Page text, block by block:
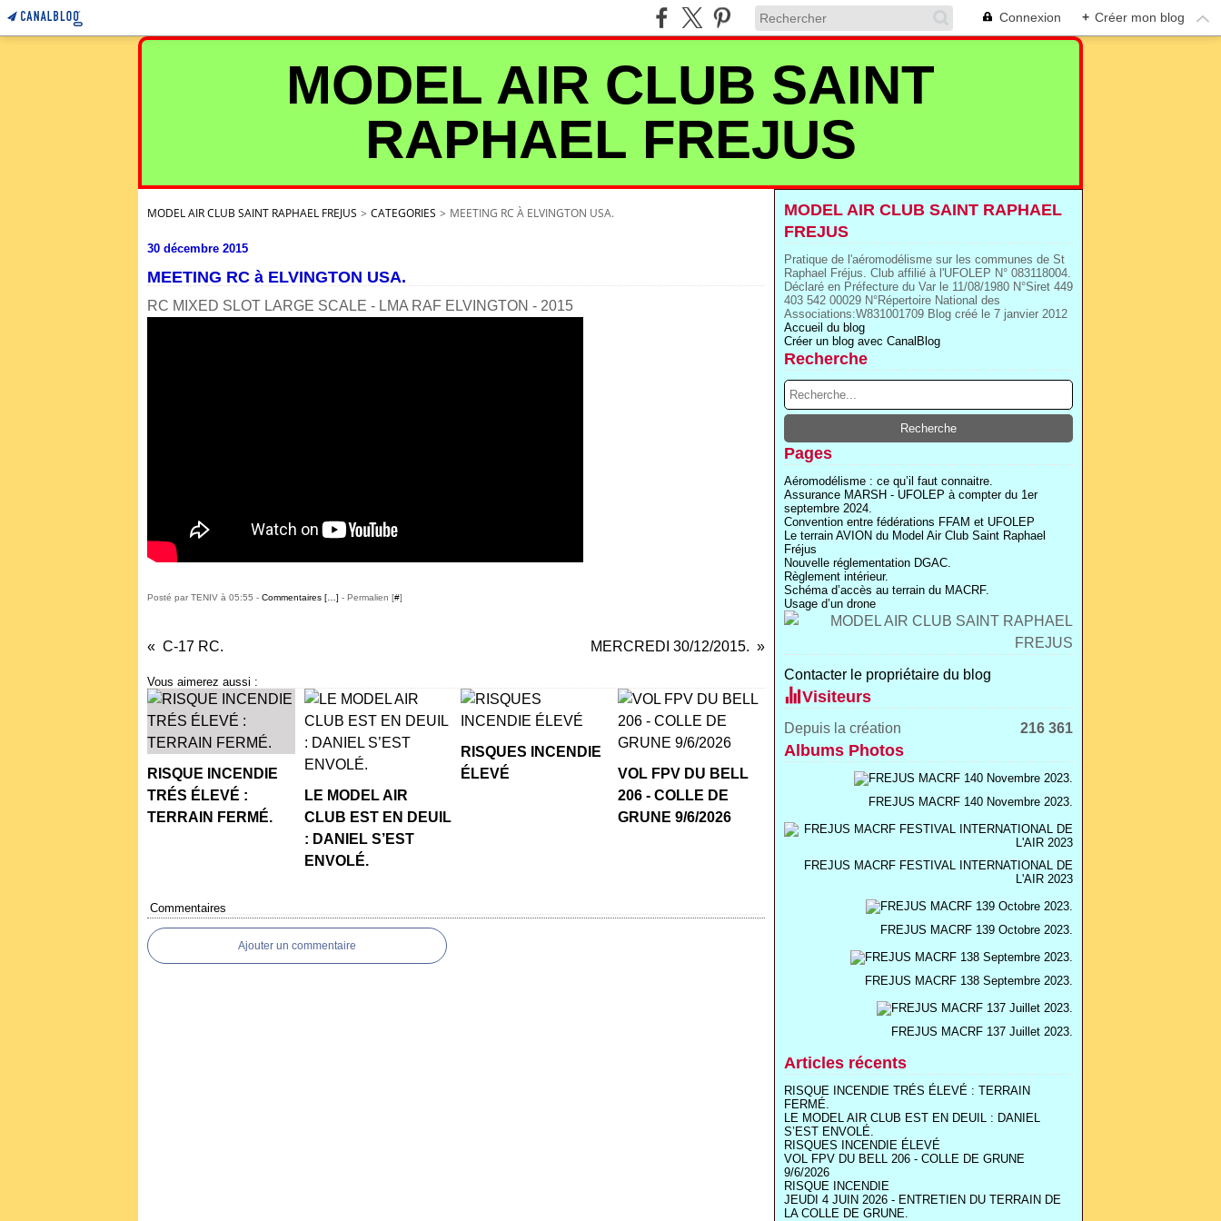
Connexion + Créer mon blog
MODEL AIR CLUB SAINT
RAPHAEL FREJUS
MODEL AIR CLUB SAINT RAPHAEL FREJUS > CATEGORIES > MEETING RC À ELVINGTON USA.
30 décembre 2015
MEETING RC à ELVINGTON USA.
RC MIXED SLOT LARGE SCALE - LMA RAF ELVINGTON - 2015
Posté par TENIV à 05:55 - Commentaires [ ] - Permalien [#]
C-17 RC. MERCREDI 30/12/2015.
Vous aimerez aussi :
RISQUE INCENDIE
TRÉS ÉLEVÉ :
TERRAIN FERMÉ.
LE MODEL AIR
CLUB EST EN DEUIL
: DANIEL S’EST
ENVOLÉ.
RISQUES INCENDIE
ÉLEVÉ
VOL FPV DU BELL
206 - COLLE DE
GRUNE 9/6/2026
Commentaires
Ajouter un commentaire
MODEL AIR CLUB SAINT RAPHAEL
FREJUS
Pratique de l'aéromodélisme sur les communes de St
Raphael Fréjus. Club affilié à l'UFOLEP N° 083118004.
Déclaré en Préfecture du Var le 11/08/1980 N°Siret 449
403 542 00029 N°Répertoire National des
Associations:W831001709 Blog créé le 7 janvier 2012
Accueil du blog
Créer un blog avec CanalBlog
Recherche
Pages
Aéromodélisme : ce qu’il faut connaitre.
Assurance MARSH - UFOLEP à compter du 1er
septembre 2024.
Convention entre fédérations FFAM et UFOLEP
Le terrain AVION du Model Air Club Saint Raphael
Fréjus
Nouvelle réglementation DGAC.
Règlement intérieur.
Schéma d’accès au terrain du MACRF.
Usage d’un drone
Contacter le propriétaire du blog
Visiteurs
Depuis la création 216 361
Albums Photos
FREJUS MACRF 140 Novembre 2023.
FREJUS MACRF FESTIVAL INTERNATIONAL DE
L'AIR 2023
FREJUS MACRF 139 Octobre 2023.
FREJUS MACRF 138 Septembre 2023.
FREJUS MACRF 137 Juillet 2023.
Articles récents
RISQUE INCENDIE TRÉS ÉLEVÉ : TERRAIN
FERMÉ.
LE MODEL AIR CLUB EST EN DEUIL : DANIEL
S’EST ENVOLÉ.
RISQUES INCENDIE ÉLEVÉ
VOL FPV DU BELL 206 - COLLE DE GRUNE
9/6/2026
RISQUE INCENDIE
JEUDI 4 JUIN 2026 - ENTRETIEN DU TERRAIN DE
LA COLLE DE GRUNE.